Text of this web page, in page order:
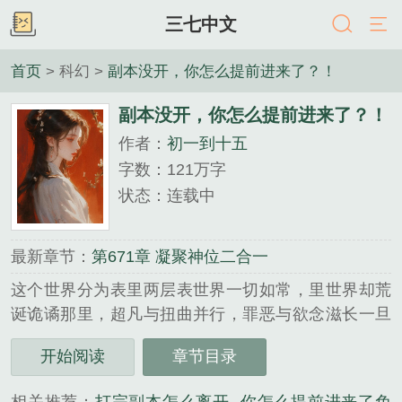
三七中文
首页 > 科幻 > 副本没开，你怎么提前进来了？！
副本没开，你怎么提前进来了？！
作者： 初一到十五
字数：121万字
状态：连载中
最新章节： 第671章 凝聚神位二合一
这个世界分为表里两层表世界一切如常，里世界却荒
诞诡谲那里，超凡与扭曲并行，罪恶与欲念滋长一旦
被里世界选中，就会以玩家的身份陷入一次又一次无
限副本循环中，直至死去严景有一个秘密他可以比别
开始阅读 章节目录